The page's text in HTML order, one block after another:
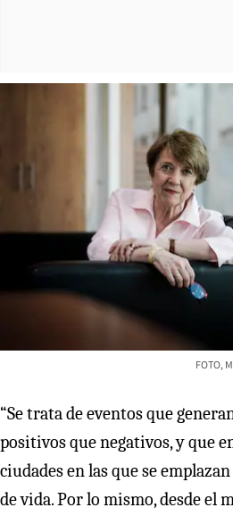
FOTO,
“Se trata de eventos que
positivos que negativos, y que
ciudades en las que se
de vida. Por lo mismo, desde el